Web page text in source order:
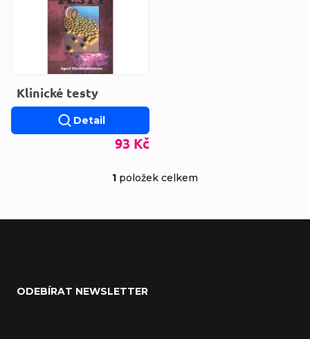
Klinické testy
93 Kč
Detail
1 položek celkem
ODEBÍRAT NEWSLETTER